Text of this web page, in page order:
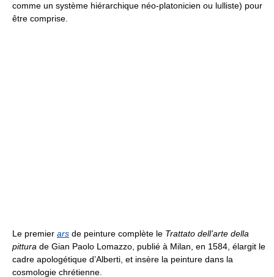
comme un système hiérarchique néo-platonicien ou lulliste) pour
être comprise.
Le premier ars de peinture complète le Trattato dell’arte della
pittura de Gian Paolo Lomazzo, publié à Milan, en 1584, élargit le
cadre apologétique d’Alberti, et insère la peinture dans la
cosmologie chrétienne.